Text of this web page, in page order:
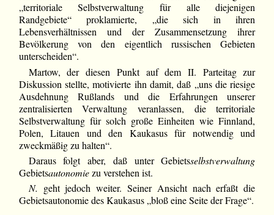
„territoriale Selbstverwaltung für alle diejenigen
Randgebiete“ proklamierte, „die sich in ihren
Lebensverhältnissen und der Zusammensetzung ihrer
Bevölkerung von den eigentlich russischen Gebieten
unterscheiden“.
Martow, der diesen Punkt auf dem II. Parteitag zur
Diskussion stellte, motivierte ihn damit, daß „uns die riesige
Ausdehnung Rußlands und die Erfahrungen unserer
zentralisierten Verwaltung veranlassen, die territoriale
Selbstverwaltung für solch große Einheiten wie Finnland,
Polen, Litauen und den Kaukasus für notwendig und
zweckmäßig zu halten“.
Daraus folgt aber, daß unter Gebietsselbstverwaltung
Gebietsautonomiezu verstehen ist.
N. geht jedoch weiter. Seiner Ansicht nach erfaßt die
Gebietsautonomie des Kaukasus „bloß eine Seite der Frage“.